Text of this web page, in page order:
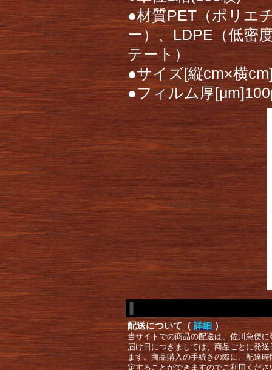
●材質PET（ポリエ
ー）、LDPE（低密
テート）
●サイズ[縦cm×横
●フィルム厚
配送について（ 詳細 ）
当サイトでの商品の配送は、佐川急便
届け日につきましては、商品ごとに発
ます。商品購入の手続きの際に、配達
定することができますのでご利用くださ